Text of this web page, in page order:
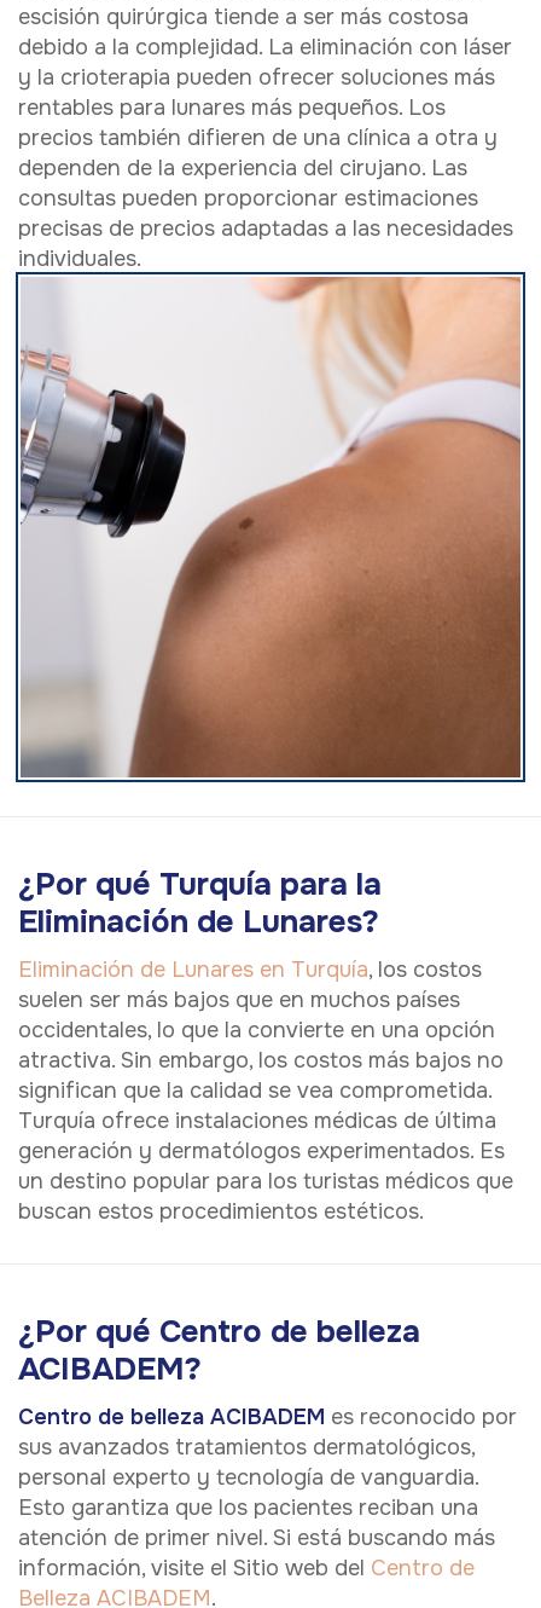
escisión quirúrgica tiende a ser más costosa
debido a la complejidad. La eliminación con láser
y la crioterapia pueden ofrecer soluciones más
rentables para lunares más pequeños. Los
precios también difieren de una clínica a otra y
dependen de la experiencia del cirujano. Las
consultas pueden proporcionar estimaciones
precisas de precios adaptadas a las necesidades
individuales.
¿Por qué Turquía para la
Eliminación de Lunares?
Eliminación de Lunares en Turquía, los costos
suelen ser más bajos que en muchos países
occidentales, lo que la convierte en una opción
atractiva. Sin embargo, los costos más bajos no
significan que la calidad se vea comprometida.
Turquía ofrece instalaciones médicas de última
generación y dermatólogos experimentados. Es
un destino popular para los turistas médicos que
buscan estos procedimientos estéticos.
¿Por qué Centro de belleza
ACIBADEM?
Centro de belleza ACIBADEM es reconocido por
sus avanzados tratamientos dermatológicos,
personal experto y tecnología de vanguardia.
Esto garantiza que los pacientes reciban una
atención de primer nivel. Si está buscando más
información, visite el Sitio web del Centro de
Belleza ACIBADEM.